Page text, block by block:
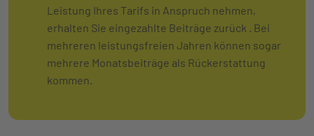
Leistung Ihres Tarifs in Anspruch nehmen,
erhalten Sie eingezahlte Beiträge zurück . Bei
mehreren leistungsfreien Jahren können sogar
mehrere Monatsbeiträge als Rückerstattung
kommen.